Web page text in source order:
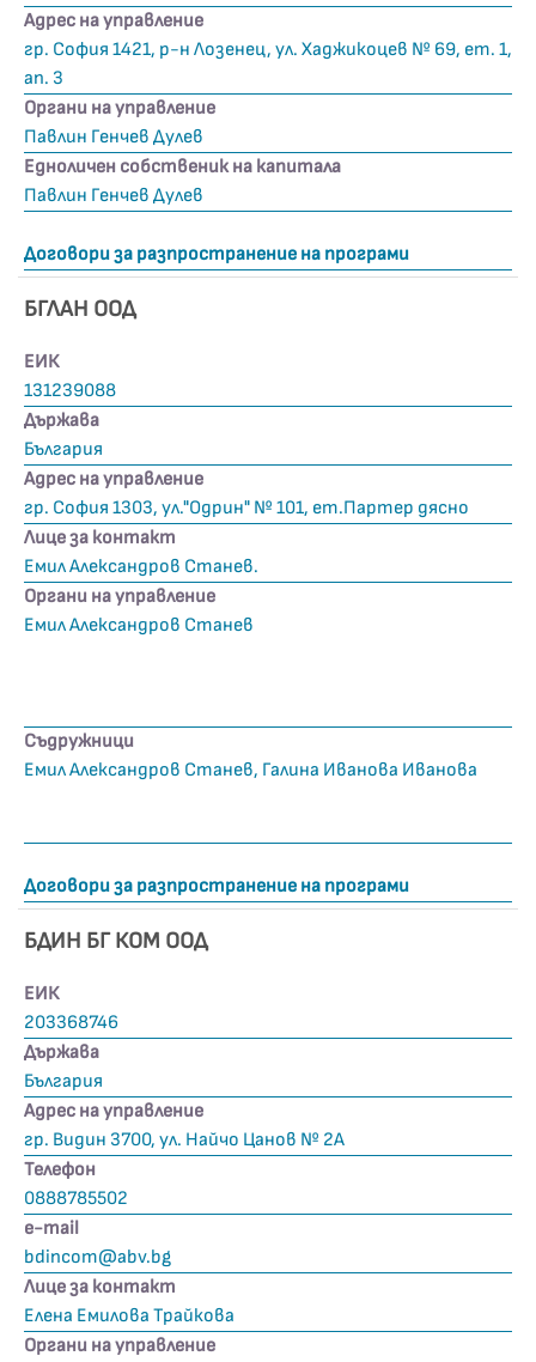
Адрес на управление
гр. София 1421, р-н Лозенец, ул. Хаджикоцев № 69, ет. 1,
ап. 3
Органи на управление
Павлин Генчев Дулев
Едноличен собственик на капитала
Павлин Генчев Дулев
Договори за разпространение на програми
БГЛАН ООД
ЕИК
131239088
Държава
България
Адрес на управление
гр. София 1303, ул."Одрин" № 101, ет.Партер дясно
Лице за контакт
Емил Александров Станев.
Органи на управление
Емил Александров Станев
Съдружници
Емил Александров Станев, Галина Иванова Иванова
Договори за разпространение на програми
БДИН БГ КОМ ООД
ЕИК
203368746
Държава
България
Адрес на управление
гр. Видин 3700, ул. Найчо Цанов № 2А
Телефон
0888785502
е-mail
bdincom@abv.bg
Лице за контакт
Елена Емилова Трайкова
Органи на управление